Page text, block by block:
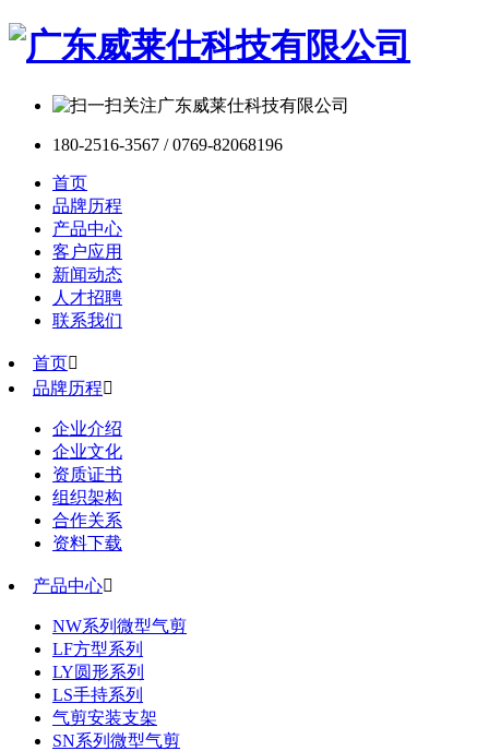
180-2516-3567 / 0769-82068196
首页
品牌历程
产品中心
客户应用
新闻动态
人才招聘
联系我们
首页
品牌历程
企业介绍
企业文化
资质证书
组织架构
合作关系
资料下载
产品中心
NW系列微型气剪
LF方型系列
LY圆形系列
LS手持系列
气剪安装支架
SN系列微型气剪